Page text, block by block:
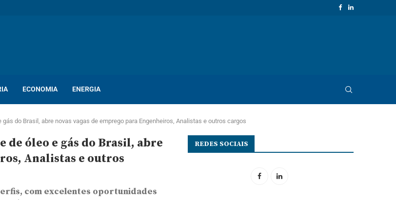
para ocupar vagas de...
ECONOMIA ENERGIA
do Brasil, abre novas vagas de emprego para Engenheiros, Analistas e outros cargos
óleo e gás do Brasil, abre
Analistas e outros
com excelentes oportunidades
REDES SOCIAIS